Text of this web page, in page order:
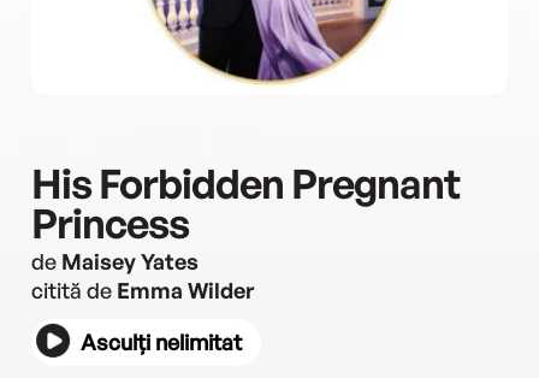
His Forbidden Pregnant
Princess
de Maisey Yates
citită de Emma Wilder
Asculți nelimitat